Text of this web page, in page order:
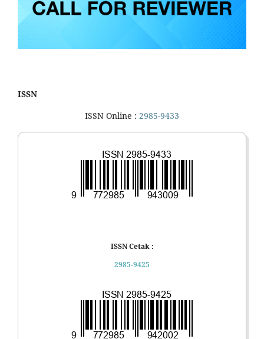
ISSN
ISSN Online : 2985-9433
ISSN Cetak :
2985-9425